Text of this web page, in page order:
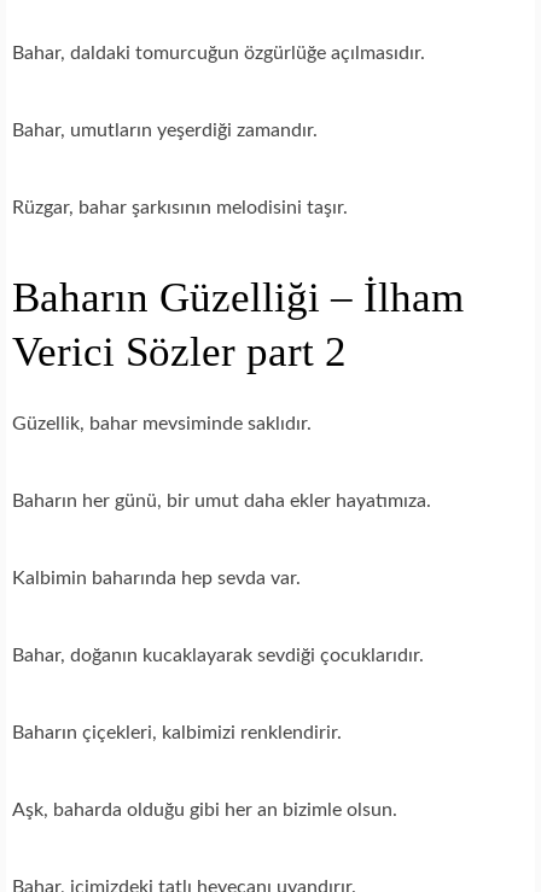
Bahar, daldaki tomurcuğun özgürlüğe açılmasıdır.
Bahar, umutların yeşerdiği zamandır.
Rüzgar, bahar şarkısının melodisini taşır.
Baharın Güzelliği – İlham
Verici Sözler part 2
Güzellik, bahar mevsiminde saklıdır.
Baharın her günü, bir umut daha ekler hayatımıza.
Kalbimin baharında hep sevda var.
Bahar, doğanın kucaklayarak sevdiği çocuklarıdır.
Baharın çiçekleri, kalbimizi renklendirir.
Aşk, baharda olduğu gibi her an bizimle olsun.
Bahar, içimizdeki tatlı heyecanı uyandırır.